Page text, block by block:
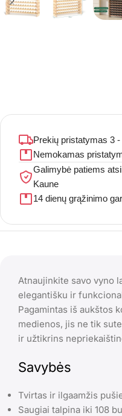
Prekių pristatymas 3 -
Nemokamas
Galimybė patiems
Kaune
14 dienų grąžinimo
Atnaujinkite savo vyno
elegantišku ir
Pagamintas iš aukštos
medienos, jis ne tik
ir užtikrins
Savybės
Tvirtas ir ilgaamžis
Saugiai talpina iki 108